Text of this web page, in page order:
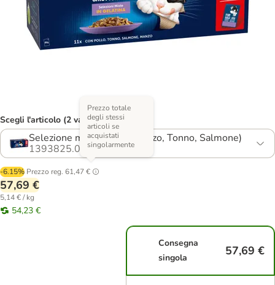
Scegli l'articolo (2 varianti)
Selezione mista (Pollo, Manzo, Tonno, Salmone)
1393825.0
-6.15% Prezzo reg. 61,47 €
Prezzo totale
degli stessi
articoli se
acquistati
singolarmente
57,69 €
5,14 € / kg
54,23 €
Consegna
singola
57,69 €